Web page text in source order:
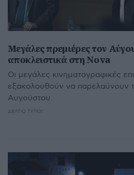
Μεγάλες πρεμιέρες τον
αποκλειστικά στη Nova
Οι μεγάλες κινηματογραφικές
εξακολουθούν να παρελαύνουν
Αυγούστου.
ΔΕΛΤΊΟ ΤΎΠΟΥ